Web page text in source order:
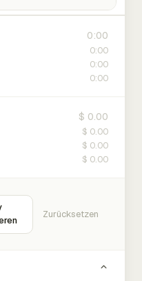
0:00
0:00
0:00
0:00
$ 0.00
$ 0.00
$ 0.00
$ 0.00
Zurücksetzen